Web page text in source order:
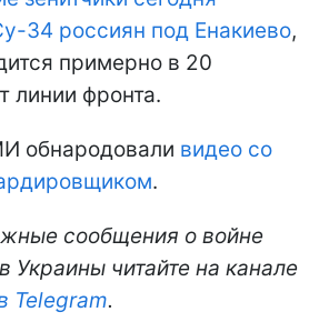
34 россиян под Енакиево,
примерно в 20
линии фронта.
обнародовали видео со
.
сообщения о войне
Украины читайте на канале
Telegram.